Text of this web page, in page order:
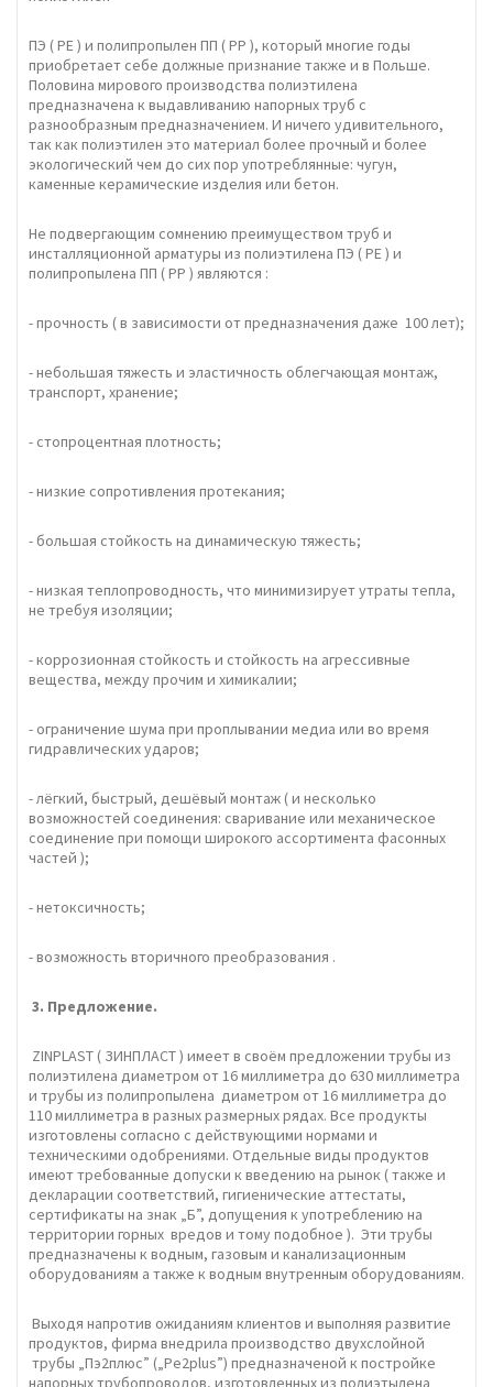
ПЭ ( PE ) и полипропылен ПП ( PP ), который многие годы
приобретает себе должные признание также и в Польше.
Половина мирового производства полиэтилена
предназначена к выдавливанию напорных труб с
разнообразным предназначением. И ничего удивительного,
так как полиэтилен это материал более прочный и более
экологический чем до сих пор употреблянные: чугун,
каменные керамические изделия или бетон.
Не подвергающим сомнению преимуществом труб и
инсталляционной арматуры из полиэтилена ПЭ ( PE ) и
полипропылена ПП ( PP ) являются :
- прочность ( в зависимости от предназначения даже 100 лет);
- небольшая тяжесть и эластичность облегчающая монтаж,
транспорт, хранение;
- стопроцентная плотность;
- низкие сопротивления протекания;
- большая стойкость на динамическую тяжесть;
- низкая теплопроводность, что минимизирует утраты тепла,
не требуя изоляции;
- коррозионная стойкость и стойкость на агрессивные
вещества, между прочим и химикалии;
- ограничение шума при проплывании медиа или во время
гидравлических ударов;
- лёгкий, быстрый, дешёвый монтаж ( и несколько
возможностей соединения: сваривание или механическое
соединение при помощи широкого ассортимента фасонных
частей );
- нетоксичность;
- возможность вторичного преобразования .
3. Предложение.
ZINPLAST ( ЗИНПЛАСТ ) имеет в своём предложении трубы из
полиэтилена диаметром от 16 миллиметра до 630 миллиметра
и трубы из полипропылена диаметром от 16 миллиметра до
110 миллиметра в разных размерных рядах. Все продукты
изготовлены согласно с действующими нормами и
техническими одобрениями. Отдельные виды продуктов
имеют требованные допуски к введению на рынок ( также и
декларации соответствий, гигиенические аттестаты,
сертификаты на знак „Б”, допущения к употреблению на
территории горных вредов и тому подобное ). Эти трубы
предназначены к водным, газовым и канализационным
оборудованиям а также к водным внутренным оборудованиям.
Выходя напротив ожиданиям клиентов и выполняя развитие
продуктов, фирма внедрила производство двухслойной
трубы „Пэ2плюс” („Pe2plus”) предназначеной к постройке
напорных трубопроводов, изготовленных из полиэтылена